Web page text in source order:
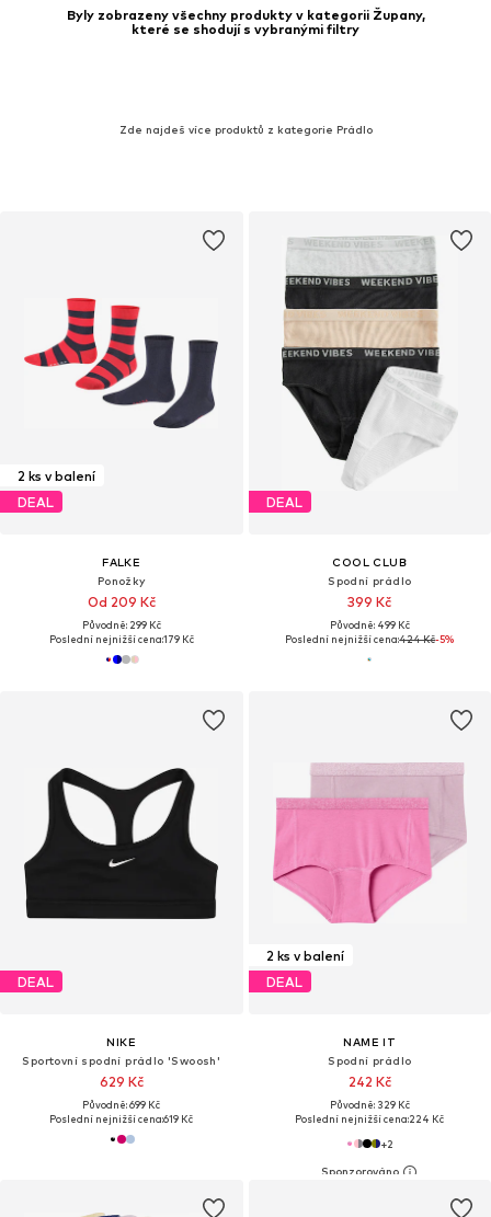
Byly zobrazeny všechny produkty v kategorii Župany,
které se shodují s vybranými filtry
Zde najdeš více produktů z kategorie Prádlo
2 ks v balení
DEAL
FALKE
Ponožky
Od 209 Kč
Původně: 299 Kč
Poslední nejnižší cena:179 Kč
DEAL
COOL CLUB
Spodní prádlo
399 Kč
Původně: 499 Kč
Poslední nejnižší cena:424 Kč-5%
DEAL
NIKE
Sportovní spodní prádlo 'Swoosh'
629 Kč
Původně: 699 Kč
Poslední nejnižší cena:619 Kč
2 ks v balení
DEAL
NAME IT
Spodní prádlo
242 Kč
Původně: 329 Kč
Poslední nejnižší cena:224 Kč
+2